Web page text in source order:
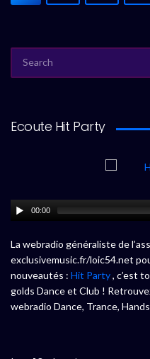
FOR:
Ecoute Hit Party
00:00
La webradio généraliste de
exclusivemusic.fr/loic54.net
nouveautés : Hit Party, c’est
golds Dance et Club !
webradio Dance, Trance,